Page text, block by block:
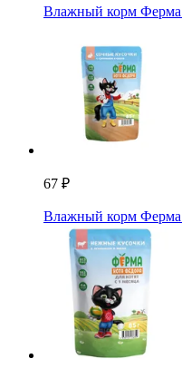
Влажный корм Ферма
67 ₽
Влажный корм Ферма